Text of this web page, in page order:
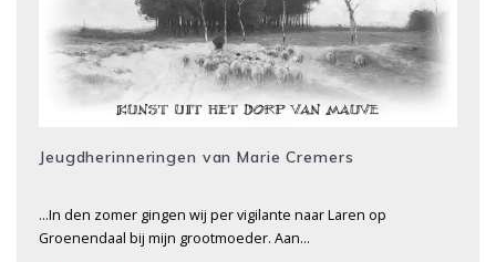
Jeugdherinneringen van Marie Cremers
…In den zomer gingen wij per vigilante naar Laren op
Groenendaal bij mijn grootmoeder. Aan…